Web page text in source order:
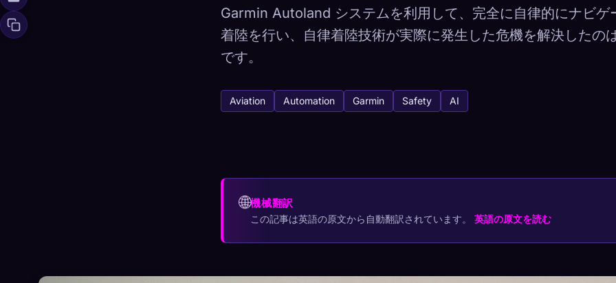
Garmin Autoland システムを利用して、完全に自律的にナビゲ
着陸を行い、自律着陸技術が実際に発生した危機を解決したの
です。
Aviation Automation Garmin Safety AI
🌐機械翻訳
この記事は英語の原文から自動翻訳されています。 英語の原文を読む
🧬Xeno Database
0 12